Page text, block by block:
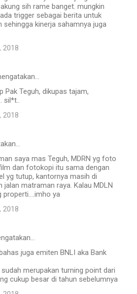
sih rame banget. mungkin
trigger sebagai berita untuk
sehingga kinerja sahamnya juga
2018
Pak Teguh, dikupas tajam,
sil*t..
2018
saya mas Teguh, MDRN yg foto
dan fotokopi itu sama dengan
yg tutup, kantornya masih di
jalan matraman raya. Kalau MDLN
properti....imho ya
2018
juga emiten BNLI aka Bank
merupakan turning point dari
cukup besar di tahun sebelumnya